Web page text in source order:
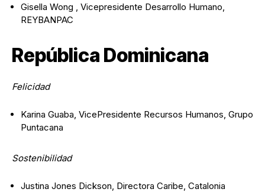
Gisella Wong , Vicepresidente Desarrollo Humano,
REYBANPAC
República Dominicana
Felicidad
Karina Guaba, VicePresidente Recursos Humanos, Grupo
Puntacana
Sostenibilidad
Justina Jones Dickson, Directora Caribe, Catalonia